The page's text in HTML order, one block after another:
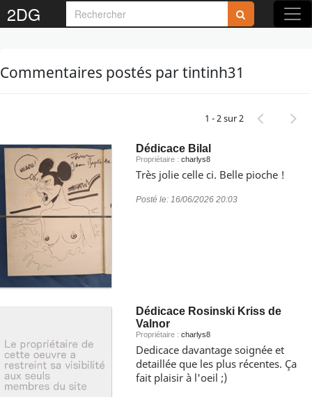
2DG
Commentaires postés par tintinh31
1 - 2 sur 2
Dédicace Bilal
Propriétaire : charlys8
Très jolie celle ci. Belle pioche !
Posté le: 16/06/2026 20:03
Dédicace Rosinski Kriss de
Valnor
Propriétaire : charlys8
Dedicace davantage soignée et
detaillée que les plus récentes. Ça
fait plaisir à l'oeil ;)